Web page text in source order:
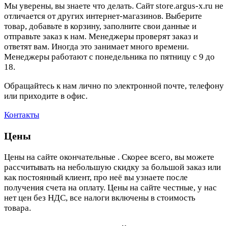
Мы уверены, вы знаете что делать. Сайт store.argus-x.ru не
отличается от других интернет-магазинов. Выберите
товар, добавьте в корзину, заполните свои данные и
отправьте заказ к нам. Менеджеры проверят заказ и
ответят вам. Иногда это занимает много времени.
Менеджеры работают с понедельника по пятницу с 9 до
18.
Обращайтесь к нам лично по электронной почте, телефону
или приходите в офис.
Контакты
Цены
Цены на сайте окончательные . Скорее всего, вы можете
рассчитывать на небольшую скидку за большой заказ или
как постоянный клиент, про неё вы узнаете после
получения счета на оплату. Цены на сайте честные, у нас
нет цен без НДС, все налоги включены в стоимость
товара.